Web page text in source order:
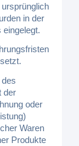
in der
der
oder
Waren
Produkte